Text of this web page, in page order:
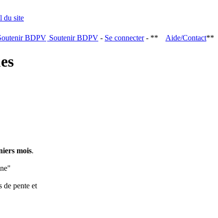
Soutenir BDPV - Se connecter- ** Aide/Contact**
mois.
de pente et